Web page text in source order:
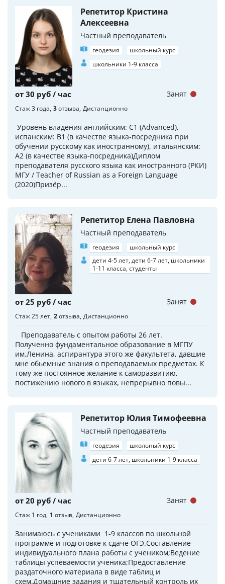
Репетитор Кристина
Алексеевна
Частный преподаватель
геодезия
школьный курс
школьники 1-9 класса
от 30 руб / час
Стаж 3 года 3отзыва Дистанционно
Уровень владения английским: С1 (Advanced),
испанским: В1 (в качестве языка-посредника при
обучении русскому как иностранному), итальянским:
А2 (в качестве языка-посредника)Диплом
преподавателя русского языка как иностранного (РКИ)
МГУ / Teacher of Russian as a Foreign Language
(2020)Призёр...
Занят
Репетитор Елена Павловна
Частный преподаватель
геодезия
школьный курс
дети 4-5 лет, дети 6-7 лет, школьники
1-11 класса, студенты
от 25 руб / час
Стаж 25 лет 2отзыва Дистанционно
Преподаватель с опытом работы 26 лет.
Полученно фундаментальное образование в МГПУ
им.Ленина, аспирантура этого же факультета, давшие
мне обьемные знания о преподаваемых предметах. К
тому же постоянное желание к саморазвитию,
постижению нового в языках, непрерывно повы...
Занят
Репетитор Юлия Тимофеевна
Частный преподаватель
геодезия
школьный курс
дети 6-7 лет, школьники 1-9 класса
от 20 руб / час
Стаж 1 год 1 отзыв Дистанционно
Занимаюсь с учениками 1-9 классов по школьной
программе и подготовке к сдаче ОГЭ.Составление
индивидуального плана работы с учеником;Ведение
таблицы успеваемости ученика;Предоставление
раздаточного материала в виде таблиц и
схем.Домашние задания и тщательный контроль их
Занят